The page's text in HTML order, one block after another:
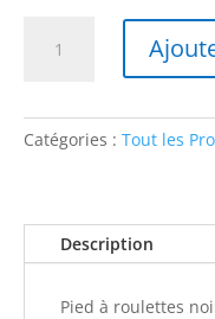
sur
40
pouces
Catégories : Tout les
Description
Pied à roulettes